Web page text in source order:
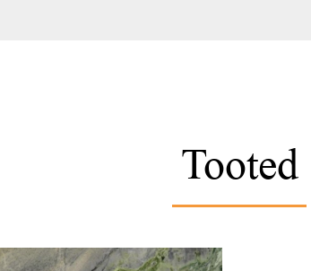
Tooted